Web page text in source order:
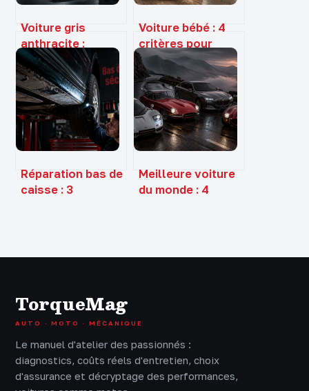
Voiture gris
anthracite :
choisir, entretenir
et sublimer la
teinte de
référence
Voiture bébé : 4
critères pour
choisir le bon
modèle et
sécuriser ses
premiers
déplacements
Réparation bas de
caisse : 3
Meilleure voiture
du monde : 4
TorqueMag
AUTO · MOTO · MÉCANIQUE
Le manuel d'atelier des passionnés :
diagnostics, coûts réels d'entretien, choix
d'assurance et décryptage des performances,